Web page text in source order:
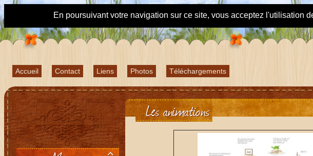
En poursuivant votre navigation sur ce site, vous acceptez l'utilisation
Accueil Contact Liens Photos Téléchargements

Les animations